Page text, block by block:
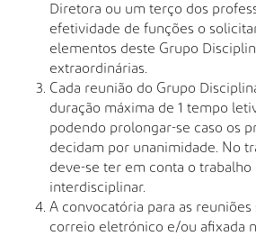
Diretora ou um terço dos
efetividade de funções o
elementos deste Grupo
extraordinárias.
Cada reunião do Grupo
duração máxima de 1 tempo
podendo prolongar-se caso os
decidam por unanimidade. No
deve-se ter em conta o trabalho
interdisciplinar.
A convocatória para as
correio eletrónico e/ou afixada